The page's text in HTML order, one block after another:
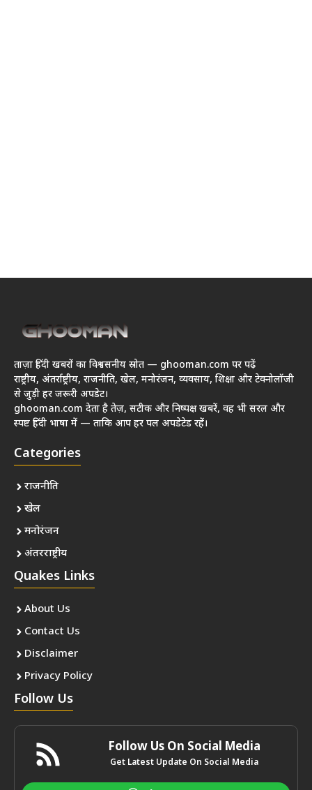
ताज़ा हिंदी खबरों का विश्वसनीय स्रोत — ghooman.com पर पढ़ें
राष्ट्रीय, अंतर्राष्ट्रीय, राजनीति, खेल, मनोरंजन, व्यवसाय, शिक्षा और टेक्नोलॉजी
से जुड़ी हर जरूरी अपडेट।
ghooman.com देता है तेज़, सटीक और निष्पक्ष खबरें, वह भी सरल और
स्पष्ट हिंदी भाषा में — ताकि आप हर पल अपडेटेड रहें।
Categories
राजनीति
खेल
मनोरंजन
अंतरराष्ट्रीय
Quakes Links
About Us
Contact Us
Disclaimer
Privacy Policy
Follow Us
Follow Us On Social Media
Get Latest Update On Social Media